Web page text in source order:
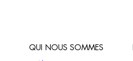
QUI NOUS SOMMES